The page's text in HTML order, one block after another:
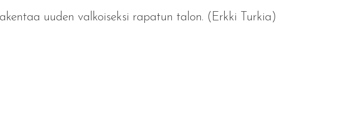
uuden valkoiseksi rapatun talon. (Erkki Turkia)